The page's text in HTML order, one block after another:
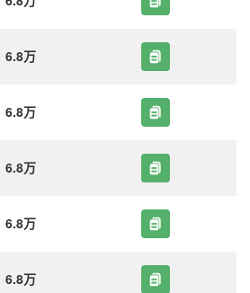
6.8万
6.8万
6.8万
6.8万
6.8万